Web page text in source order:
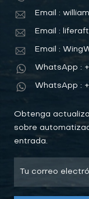
Email :
Email :
Email :
WhatsApp :
WhatsApp :
Obtenga
sobre
entrada.